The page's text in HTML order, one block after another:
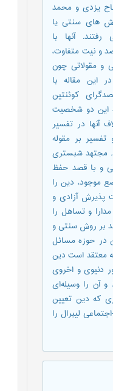
یزدی و محمد
های سنتی یا
آنها با
و نیت متفاوت،
و مقولاتی چون
این مقاله با
کوئنتین
این دو شخصیت
آنها در تفسیر
بر مقوله
مجتهد شبستری
و با قصد حفظ
موجود، دین را
پذیرش آزادی و
و تساهل را
بر روش سنتی و
در حوزه مسائل
معتقد است دین
دنیوی و اخروی
آن را وسیله‌ای
که دین تعیین
ليبرال را